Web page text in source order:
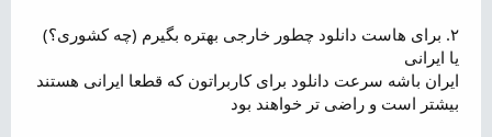
۲. برای هاست دانلود چطور خارجی بهتره بگیرم (چه کشوری؟)
یا ایرانی
ایران باشه سرعت دانلود برای کاربراتون که قطعا ایرانی هستند
بیشتر است و راضی تر خواهند بود